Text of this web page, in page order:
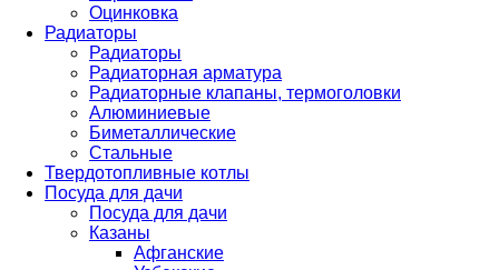
Оцинковка
Радиаторы
Радиаторы
Радиаторная арматура
Радиаторные клапаны, термоголовки
Алюминиевые
Биметаллические
Стальные
Твердотопливные котлы
Посуда для дачи
Посуда для дачи
Казаны
Афганские